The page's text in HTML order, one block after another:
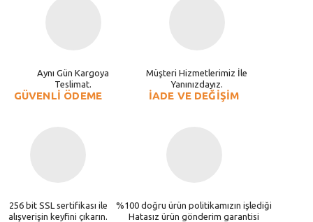
Aynı Gün Kargoya
Teslimat.
Müşteri Hizmetlerimiz İle
Yanınızdayız.
GÜVENLİ ÖDEME
256 bit SSL sertifikası ile
alışverişin keyfini çıkarın.
İADE VE DEĞİŞİM
%100 doğru ürün politikamızın işlediği
Hatasız ürün gönderim garantisi